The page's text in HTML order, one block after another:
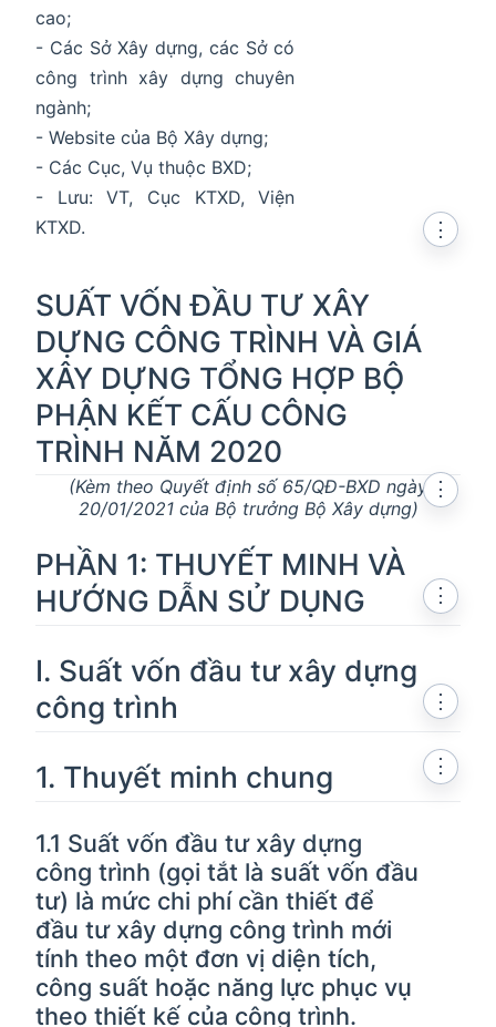
cao;
- Các Sở Xây dựng, các Sở có
công trình xây dựng chuyên
ngành;
- Website của Bộ Xây dựng;
- Các Cục, Vụ thuộc BXD;
- Lưu: VT, Cục KTXD, Viện
KTXD.
SUẤT VỐN ĐẦU TƯ XÂY
DỰNG CÔNG TRÌNH VÀ GIÁ
XÂY DỰNG TỔNG HỢP BỘ
PHẬN KẾT CẤU CÔNG
TRÌNH NĂM 2020
⋮
(Kèm theo Quyết định số 65/QĐ-BXD ngày
20/01/2021 của Bộ trưởng Bộ Xây dựng)
PHẦN 1: THUYẾT MINH VÀ
HƯỚNG DẪN SỬ DỤNG
⋮
I. Suất vốn đầu tư xây dựng
công trình
⋮
1. Thuyết minh chung
⋮
1.1 Suất vốn đầu tư xây dựng
công trình (gọi tắt là suất vốn đầu
tư) là mức chi phí cần thiết để
đầu tư xây dựng công trình mới
tính theo một đơn vị diện tích,
công suất hoặc năng lực phục vụ
theo thiết kế của công trình.
⋮